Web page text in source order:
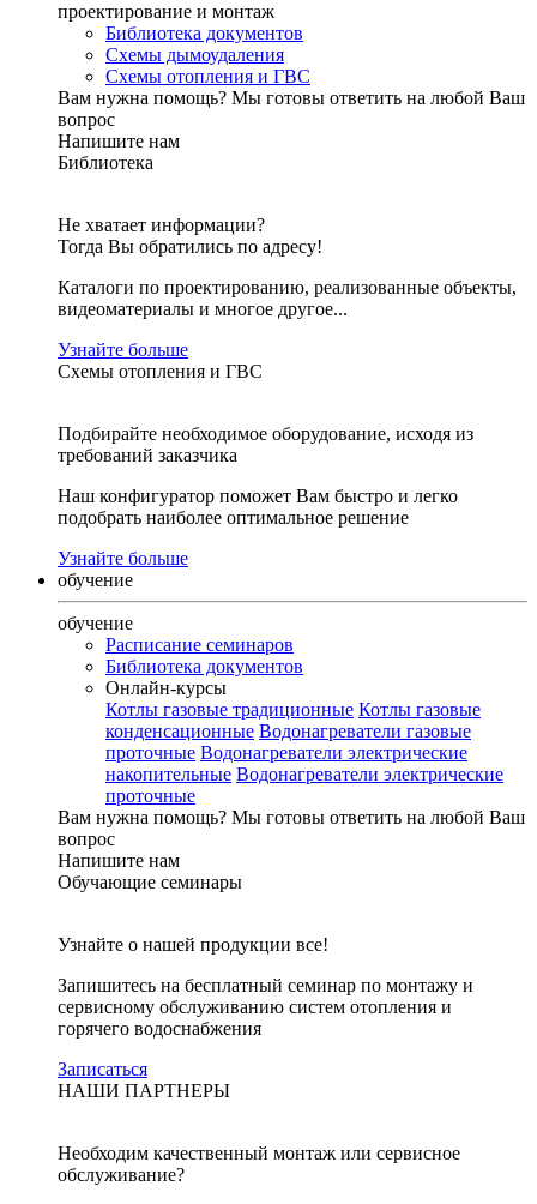
проектирование и монтаж
Библиотека документов
Схемы дымоудаления
Схемы отопления и ГВС
Вам нужна помощь? Мы готовы ответить на любой Ваш
вопрос
Напишите нам
Библиотека
Не хватает информации?
Тогда Вы обратились по адресу!
Каталоги по проектированию, реализованные объекты,
видеоматериалы и многое другое...
Узнайте больше
Схемы отопления и ГВС
Подбирайте необходимое оборудование, исходя из
требований заказчика
Наш конфигуратор поможет Вам быстро и легко
подобрать наиболее оптимальное решение
Узнайте больше
обучение
обучение
Расписание семинаров
Библиотека документов
Онлайн-курсы
Котлы газовые традиционные Котлы газовые
конденсационные Водонагреватели газовые
проточные Водонагреватели электрические
накопительные Водонагреватели электрические
проточные
Вам нужна помощь? Мы готовы ответить на любой Ваш
вопрос
Напишите нам
Обучающие семинары
Узнайте о нашей продукции все!
Запишитесь на бесплатный семинар по монтажу и
сервисному обслуживанию систем отопления и
горячего водоснабжения
Записаться
НАШИ ПАРТНЕРЫ
Необходим качественный монтаж или сервисное
обслуживание?